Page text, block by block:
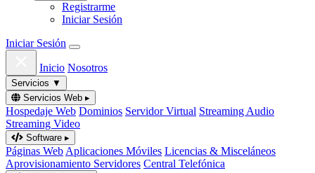
Registrarme
Iniciar Sesión
Iniciar Sesión
Inicio Nosotros
Servicios ▼
Servicios Web ▸
Hospedaje Web Dominios Servidor Virtual Streaming Audio
Streaming Video
Software ▸
Páginas Web Aplicaciones Móviles Licencias & Misceláneos
Aprovisionamiento Servidores Central Telefónica